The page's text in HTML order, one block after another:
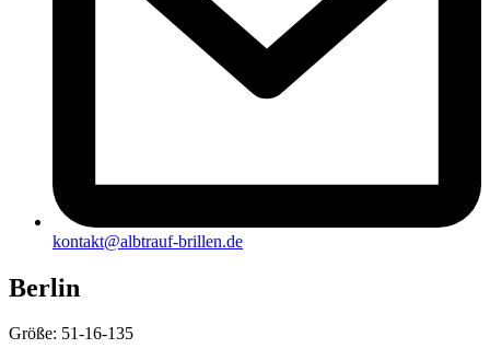
kontakt@albtrauf-brillen.de
Berlin
Größe: 51-16-135